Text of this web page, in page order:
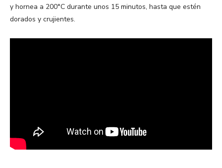
y hornea a 200°C durante unos 15 minutos, hasta que estén
dorados y crujientes.